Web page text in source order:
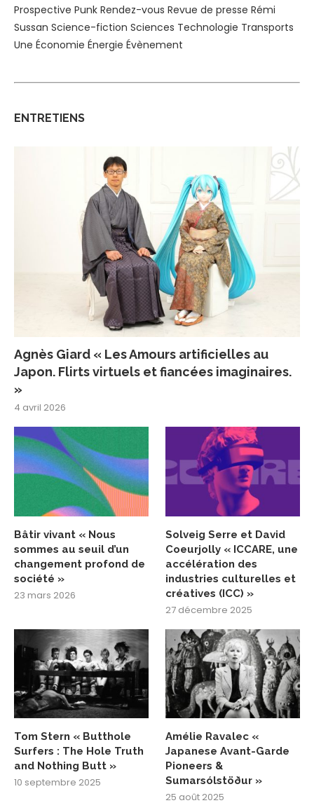
Prospective Punk Rendez-vous Revue de presse Rémi
Sussan Science-fiction Sciences Technologie Transports
Une Économie Énergie Évènement
ENTRETIENS
Agnès Giard « Les Amours artificielles au
Japon. Flirts virtuels et fiancées imaginaires.
»
4 avril 2026
Bâtir vivant « Nous
sommes au seuil d’un
changement profond de
société »
23 mars 2026
Solveig Serre et David
Coeurjolly « ICCARE, une
accélération des
industries culturelles et
créatives (ICC) »
27 décembre 2025
Tom Stern « Butthole
Surfers : The Hole Truth
and Nothing Butt »
10 septembre 2025
Amélie Ravalec «
Japanese Avant-Garde
Pioneers &
Sumarsólstöður »
25 août 2025